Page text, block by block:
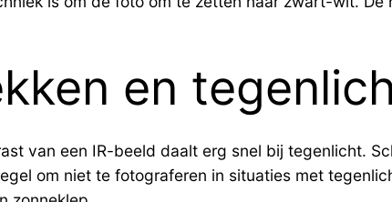
en
van een IR-beeld daalt erg snel bij tegenlicht.
om niet te fotograferen in situaties met